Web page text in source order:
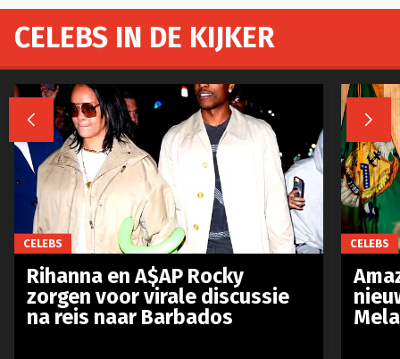
CELEBS IN DE KIJKER
 
CELEBS
Rihanna en A$AP Rocky
zorgen voor virale discussie
na reis naar Barbados
CELEBS